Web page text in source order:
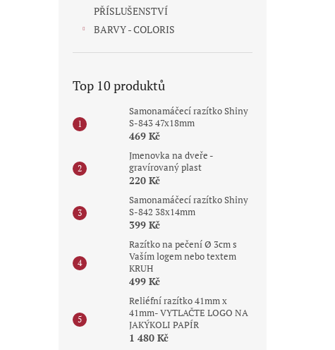
PŘÍSLUŠENSTVÍ
BARVY - COLORIS
Top 10 produktů
Samonamáčecí razítko Shiny
S-843 47x18mm
469 Kč
Jmenovka na dveře -
gravírovaný plast
220 Kč
Samonamáčecí razítko Shiny
S-842 38x14mm
399 Kč
Razítko na pečení Ø 3cm s
Vaším logem nebo textem
KRUH
499 Kč
Reliéfní razítko 41mm x
41mm- VYTLAČTE LOGO NA
JAKÝKOLI PAPÍR
1 480 Kč